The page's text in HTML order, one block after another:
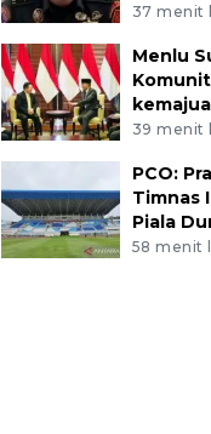
37 menit
Menlu
39 menit
PCO:
Timnas
Piala
58 menit